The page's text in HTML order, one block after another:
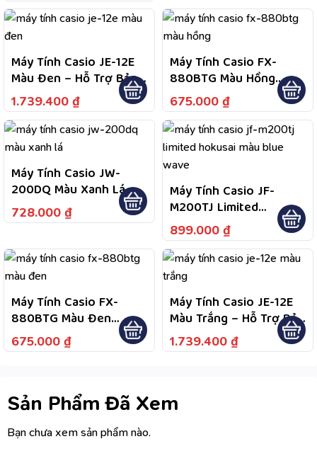
Và Pin, Tiện Dùng Lâu
Dài
Máy Tính Casio JE-12E
Màu Đen – Hỗ Trợ Bảo
Hành Theo Chính Sách
Sản Phẩm, Đổi Trả Miễn
Phí Trong 7 Ngày, Tư
Vấn Sau Mua Tận Tình
1.739.400 ₫
Máy Tính Casio FX-
880BTG Màu Hồng
Fullbox Chính Hãng Bảo
Hành 7 Năm
675.000 ₫
Máy Tính Casio JW-
200DQ Màu Xanh Lá –
Màn Hình LCD Lớn Dễ
Quan Sát, Phím Bấm Êm,
Hãng
728.000 ₫
Máy Tính Casio JF-
M200TJ Limited
Hokusai Blue Wave –
Bảo Hành Chính Hãng 7
Năm, Hỗ Trợ Tư Vấn Và
Kiểm Tra Bảo Hành
899.000 ₫
Máy Tính Casio FX-
880BTG Màu Đen
Fullbox Bảo Hành 7
Năm
675.000 ₫
Máy Tính Casio JE-12E
Màu Trắng – Hỗ Trợ Bảo
Hành Theo Chính Sách
Sản Phẩm, Đổi Trả Miễn
1.739.400 ₫
Sản Phẩm Đã Xem
Bạn chưa xem sản phẩm nào.